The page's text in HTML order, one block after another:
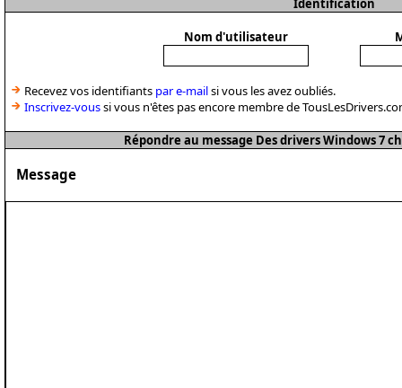
Identification
Nom d'utilisateur
Recevez vos identifiants par e-mailsi vous les avez oubliés.
Inscrivez-voussi vous n'êtes pas encore membre de
Répondre au message Des drivers Windows 7
Message